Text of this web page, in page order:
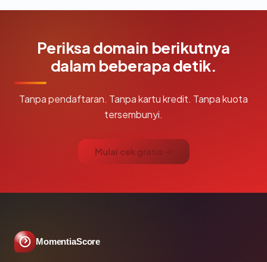
Periksa domain berikutnya
dalam beberapa detik.
Tanpa pendaftaran. Tanpa kartu kredit. Tanpa kuota
tersembunyi.
Mulai cek gratis →
MomentiaScore